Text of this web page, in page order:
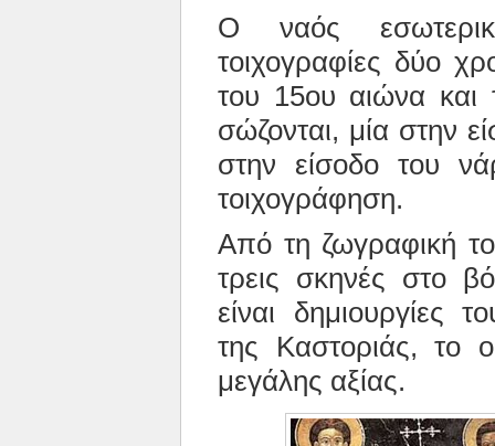
Ο ναός
τοιχογραφίες δύο
του 15ου αιώνα
σώζονται, μία στην
στην είσοδο του
τοιχογράφηση.
Από τη ζωγραφική
τρεις σκηνές στο
είναι δημιουργίες
της Καστοριάς, το
μεγάλης αξίας.